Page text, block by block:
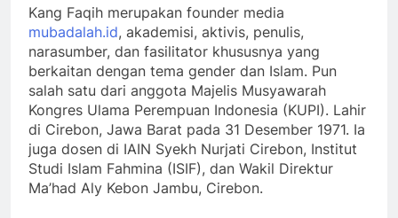
Kang Faqih merupakan founder media
mubadalah.id, akademisi, aktivis, penulis,
narasumber, dan fasilitator khususnya yang
berkaitan dengan tema gender dan Islam. Pun
salah satu dari anggota Majelis Musyawarah
Kongres Ulama Perempuan Indonesia (KUPI). Lahir
di Cirebon, Jawa Barat pada 31 Desember 1971. Ia
juga dosen di IAIN Syekh Nurjati Cirebon, Institut
Studi Islam Fahmina (ISIF), dan Wakil Direktur
Ma’had Aly Kebon Jambu, Cirebon.